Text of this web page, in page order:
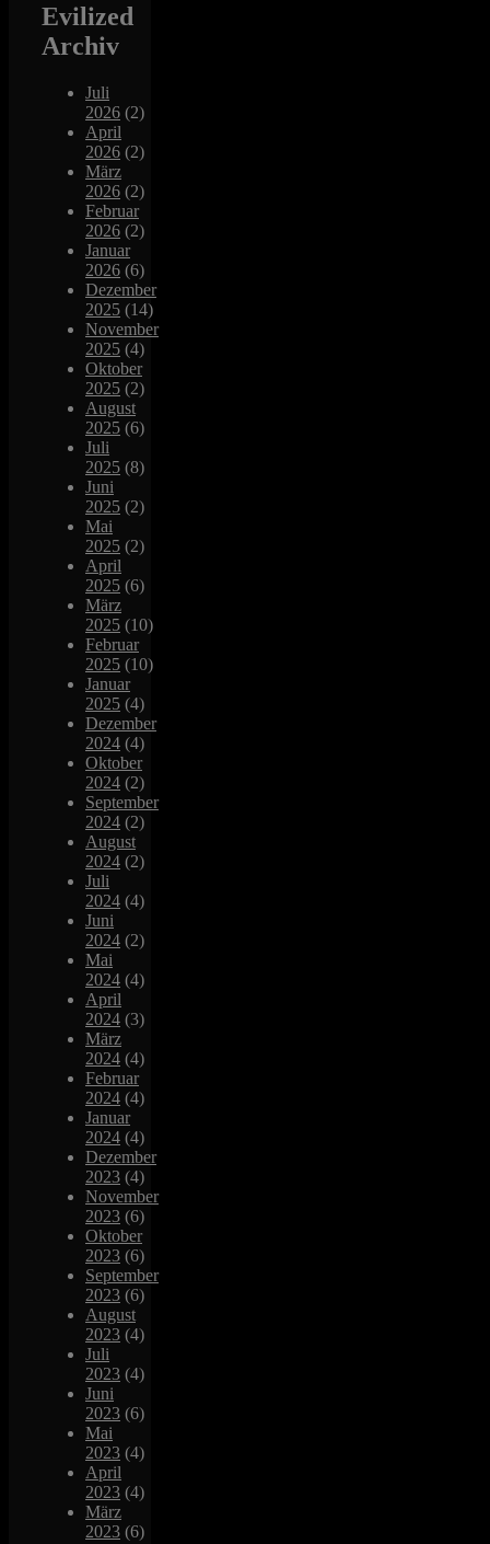
Evilized
Archiv
Juli
2026 (2)
April
2026 (2)
März
2026 (2)
Februar
2026 (2)
Januar
2026 (6)
Dezember
2025 (14)
November
2025 (4)
Oktober
2025 (2)
August
2025 (6)
Juli
2025 (8)
Juni
2025 (2)
Mai
2025 (2)
April
2025 (6)
März
2025 (10)
Februar
2025 (10)
Januar
2025 (4)
Dezember
2024 (4)
Oktober
2024 (2)
September
2024 (2)
August
2024 (2)
Juli
2024 (4)
Juni
2024 (2)
Mai
2024 (4)
April
2024 (3)
März
2024 (4)
Februar
2024 (4)
Januar
2024 (4)
Dezember
2023 (4)
November
2023 (6)
Oktober
2023 (6)
September
2023 (6)
August
2023 (4)
Juli
2023 (4)
Juni
2023 (6)
Mai
2023 (4)
April
2023 (4)
März
2023 (6)